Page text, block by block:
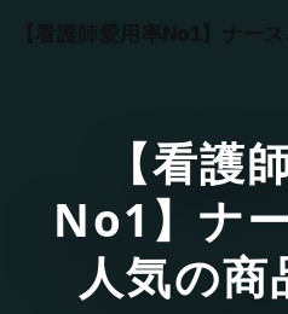
【看護
No1】ナ
人気の商